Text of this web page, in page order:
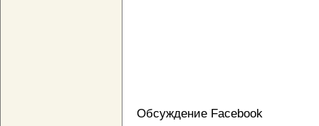
Обсуждение Facebook